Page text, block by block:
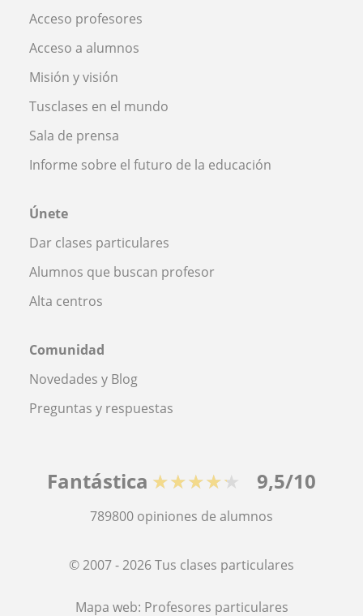
Acceso profesores
Acceso a alumnos
Misión y visión
Tusclases en el mundo
Sala de prensa
Informe sobre el futuro de la educación
Únete
Dar clases particulares
Alumnos que buscan profesor
Alta centros
Comunidad
Novedades y Blog
Preguntas y respuestas
Fantástica ★★★★★ 9,5/10
789800 opiniones de alumnos
© 2007 - 2026 Tus clases particulares
Mapa web: Profesores particulares